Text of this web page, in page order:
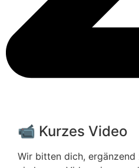
📹 Kurzes Video
Wir bitten dich, ergänzend